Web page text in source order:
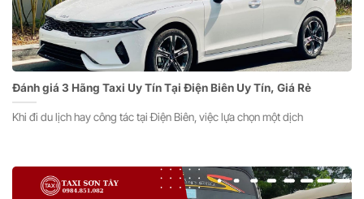
Đánh giá 3 Hãng Taxi Uy Tín Tại Điện Biên Uy Tín, Giá Rẻ
Khi đi du lịch hay công tác tại Điện Biên, việc lựa chọn một dịch